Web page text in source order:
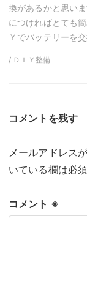
換があるかと思い
につければとても
Ｙでバッテリーを
/ ＤＩＹ整備
コメントを残す
メールアドレス
いている欄は必
コメント ※